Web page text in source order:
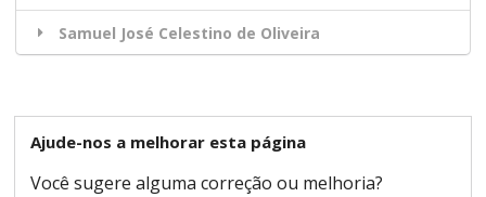
Samuel José Celestino de Oliveira
Ajude-nos a melhorar esta página
Você sugere alguma correção ou melhoria?